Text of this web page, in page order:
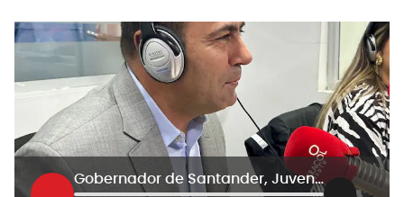
Gobernador de Santander, Juvenal Díaz